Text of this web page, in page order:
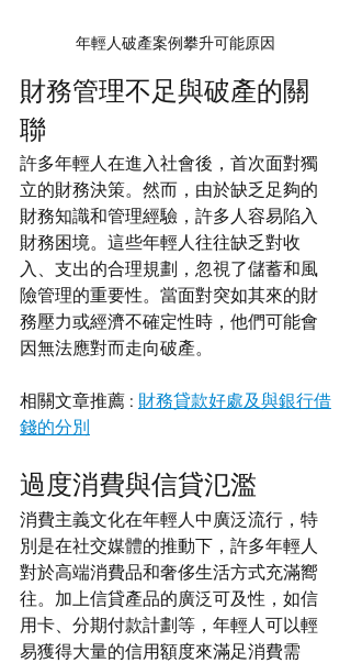
年輕人破產案例攀升可能原因
財務管理不足與破產的關
聯
許多年輕人在進入社會後，首次面對獨
立的財務決策。然而，由於缺乏足夠的
財務知識和管理經驗，許多人容易陷入
財務困境。這些年輕人往往缺乏對收
入、支出的合理規劃，忽視了儲蓄和風
險管理的重要性。當面對突如其來的財
務壓力或經濟不確定性時，他們可能會
因無法應對而走向破產。
相關文章推薦 : 財務貸款好處及與銀行借
錢的分別
過度消費與信貸氾濫
消費主義文化在年輕人中廣泛流行，特
別是在社交媒體的推動下，許多年輕人
對於高端消費品和奢侈生活方式充滿嚮
往。加上信貸產品的廣泛可及性，如信
用卡、分期付款計劃等，年輕人可以輕
易獲得大量的信用額度來滿足消費需